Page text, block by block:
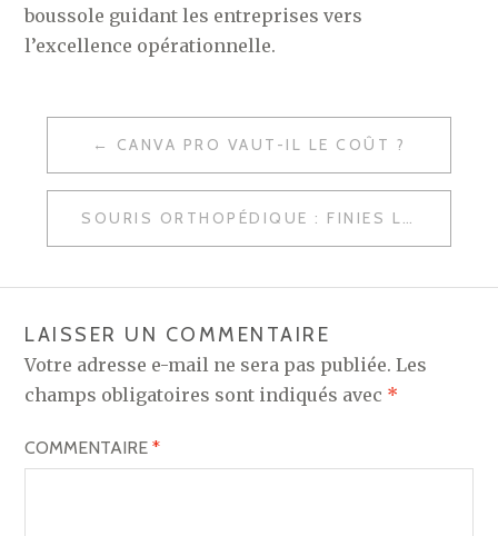
boussole guidant les entreprises vers
l’excellence opérationnelle.
NAVIGATION
DE
L’ARTICLE
CANVA PRO VAUT-IL LE COÛT ?
SOURIS ORTHOPÉDIQUE : FINIES LES TENSIONS ET LES DOULEURS AU TRAVAIL
LAISSER UN COMMENTAIRE
Votre adresse e-mail ne sera pas publiée. Les
champs obligatoires sont indiqués avec *
COMMENTAIRE*